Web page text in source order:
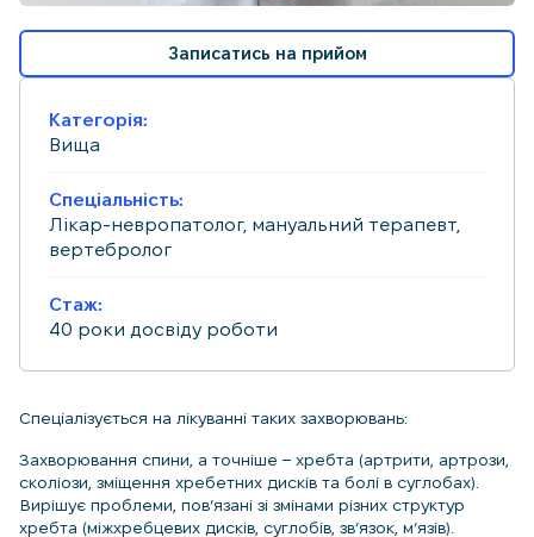
Категорія:
Вища
Спеціальність:
Лікар-невропатолог, мануальний терапевт,
вертебролог
Стаж:
40 роки досвіду роботи
Спеціалізується на лікуванні таких захворювань:
Захворювання спини, а точніше – хребта (артрити, артрози,
сколіози, зміщення хребетних дисків та болі в суглобах).
Вирішує проблеми, пов’язані зі змінами різних структур
хребта (міжхребцевих дисків, суглобів, зв’язок, м’язів).
Записатись на прийом